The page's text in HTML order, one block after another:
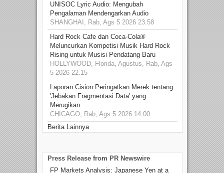
UNISOC Lyric Audio: Mengubah
Pengalaman Mendengarkan Audio
SHANGHAI, Rab, Ags 5 2026 23.58
Hard Rock Cafe dan Coca-Cola®
Meluncurkan Kompetisi Musik Hard Rock
Rising untuk Musisi Pendatang Baru
HOLLYWOOD, Florida, Agustus, Rab, Ags
5 2026 22.15
Laporan Cision Peringatkan Merek tentang
'Jebakan Fragmentasi Data' yang
Merugikan
CHICAGO, Rab, Ags 5 2026 14.00
Berita Lainnya
Press Release from PR Newswire
FP Markets Analysis: Japanese Yen at a